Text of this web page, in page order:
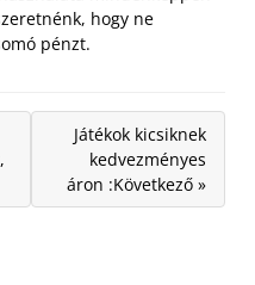
hogy ne
pénzt.
Játékok kicsiknek
kedvezményes
áron :Következő »